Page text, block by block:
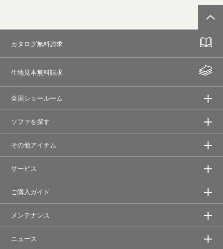
カタログ無料請求
生地見本無料請求
全国ショールーム
ソファを探す
その他アイテム
サービス
ご購入ガイド
メンテナンス
ニュース